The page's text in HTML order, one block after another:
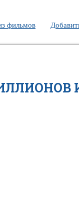
фильмов